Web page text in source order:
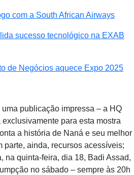
com a South African Airways
sucesso tecnológico na EXAB
de Negócios aquece Expo 2025
publicação impressa – a HQ
exclusivamente para esta mostra
a história de Naná e seu melhor
parte, ainda, recursos acessíveis;
na quinta-feira, dia 18, Badi Assad,
no sábado – sempre às 20h